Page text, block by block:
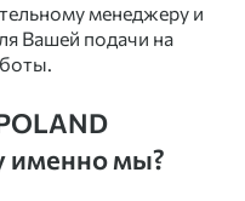
менеджеру и
Вашей подачи на
именно мы?